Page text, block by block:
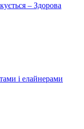
– Здорова
і елайнерами